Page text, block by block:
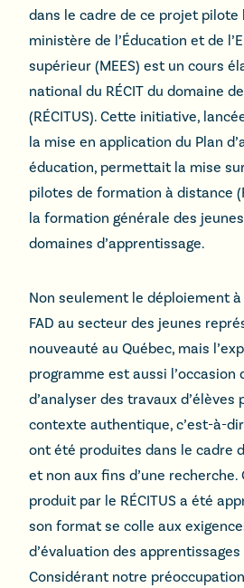
dans le cadre de ce projet pilote
ministère de l’Éducation et de
supérieur (MEES) est un cours
national du RÉCIT du domaine
(RÉCITUS). Cette initiative,
la mise en application du Plan
éducation, permettait la mise
pilotes de formation à distance
la formation générale des
domaines d’apprentissage.
Non seulement le déploiement
FAD au secteur des jeunes
nouveauté au Québec, mais
programme est aussi l’occasion
d’analyser des travaux d’élèves
contexte authentique, c’est-à-
ont été produites dans le cadre
et non aux fins d’une recherche.
produit par le RÉCITUS a été
son format se colle aux
d’évaluation des apprentissages
Considérant notre